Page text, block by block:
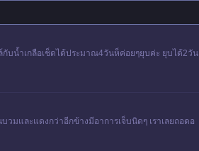
กับน้ำเกลือเช็ดได้ประมาณ4วันห็ค่อยๆยุบค่ะ ยุบได้2วัน
วมและแดงกว่าอีกข้างมีอาการเจ็บนิดๆ เราเลยถอดอ